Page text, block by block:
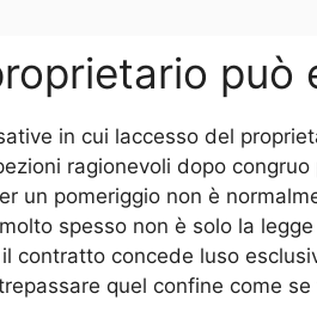
può
in cui laccesso del
ragionevoli dopo
un pomeriggio non è
spesso non è solo la
contratto concede luso
quel confine come